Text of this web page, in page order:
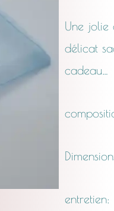
Une jolie
délicat
cadeau…